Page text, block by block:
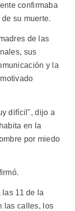
confirmaba
su muerte.
de las
sus
y la
difícil", dijo a
en la
por miedo
11 de la
las calles, los